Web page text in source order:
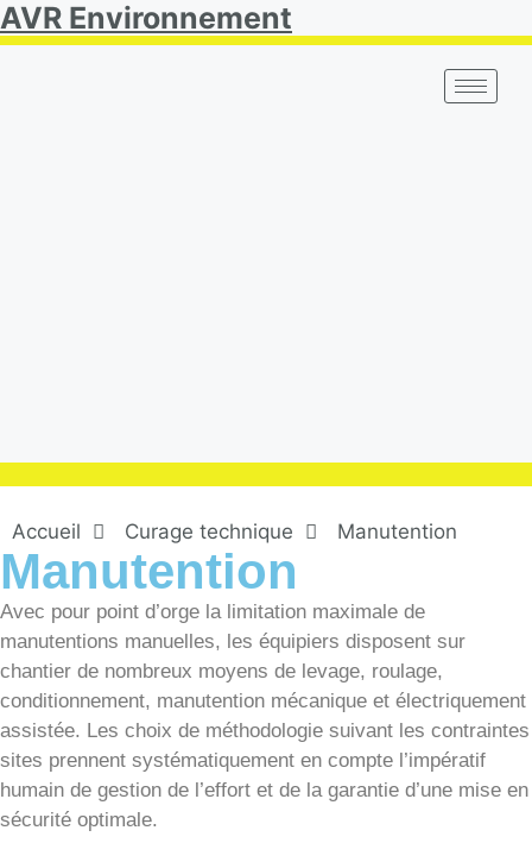
AVR Environnement
Accueil Curage technique Manutention
Manutention
Avec pour point d’orge la limitation maximale de
manutentions manuelles, les équipiers disposent sur
chantier de nombreux moyens de levage, roulage,
conditionnement, manutention mécanique et électriquement
assistée. Les choix de méthodologie suivant les contraintes
sites prennent systématiquement en compte l’impératif
humain de gestion de l’effort et de la garantie d’une mise en
sécurité optimale.